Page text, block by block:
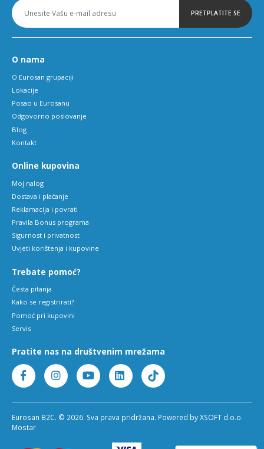
PRETPLATITE SE
O nama
O Eurosan grupaciji
Lokacije
Posao u Eurosanu
Odgovorno poslovanje
Blog
Kontakt
Online kupovina
Moj nalog
Dostava i plaćanje
Reklamacija i povrati
Pravila Bonus programa
Sigurnost i privatnost
Uvjeti korištenja i kupovine
Trebate pomoć?
Česta pitanja
Kako se registrirati?
Pomoć pri kupovini
Servis
Pratite nas na društvenim mrežama
Eurosan B2C. © 2026. Sva prava pridržana. Powered by XSOFT d.o.o.
Mostar